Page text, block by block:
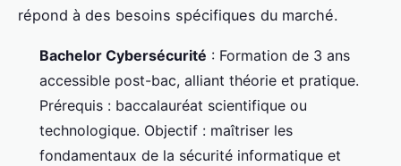
répond à des besoins spécifiques du marché.
Bachelor Cybersécurité : Formation de 3 ans
accessible post-bac, alliant théorie et pratique.
Prérequis : baccalauréat scientifique ou
technologique. Objectif : maîtriser les
fondamentaux de la sécurité informatique et